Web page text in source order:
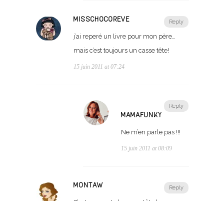
Reply
MISSCHOCOREVE
j’ai reperé un livre pour mon père…
mais c’est toujours un casse tête!
15 juin 2011 at 07:24
Reply
MAMAFUNKY
Ne m’en parle pas !!!
15 juin 2011 at 08:09
Reply
MONTAW